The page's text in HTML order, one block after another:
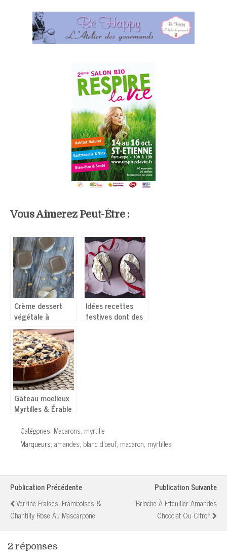
Vous Aimerez Peut-Être :
Crème dessert
végétale à
l’amande et ses
variantes
Idées recettes
festives dont des
Gâteau moelleux
Myrtilles & Érable
Catégories: Macarons, myrtille
Marqueurs: amandes, blanc d'oeuf, macaron, myrtilles
Publication Précédente
Verrine Fraises, Framboises &
Chantilly Rose Au Mascarpone
Publication Suivante
Brioche À Effeuiller Amandes
Chocolat Ou Citron
2 réponses